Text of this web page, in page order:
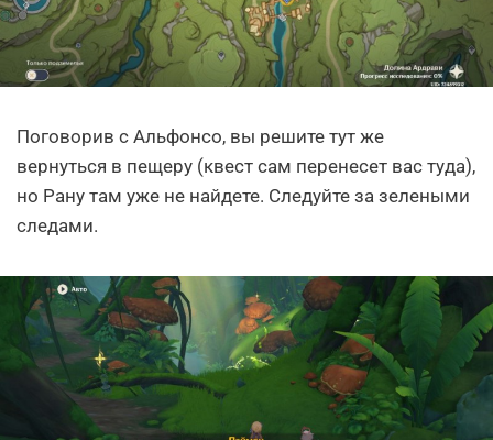
Поговорив с Альфонсо, вы решите тут же
вернуться в пещеру (квест сам перенесет вас туда),
но Рану там уже не найдете. Следуйте за зелеными
следами.